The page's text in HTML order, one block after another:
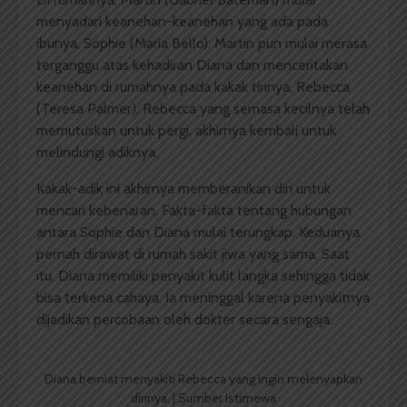
menyadari keanehan-keanehan yang ada pada
ibunya, Sophie (Maria Bello). Martin pun mulai merasa
terganggu atas kehadiran Diana dan menceritakan
keanehan di rumahnya pada kakak tirinya, Rebecca
(Teresa Palmer). Rebecca yang semasa kecilnya telah
memutuskan untuk pergi, akhirnya kembali untuk
melindungi adiknya.
Kakak-adik ini akhirnya memberanikan diri untuk
mencari kebenaran. Fakta-fakta tentang hubungan
antara Sophie dan Diana mulai terungkap. Keduanya
pernah dirawat di rumah sakit jiwa yang sama. Saat
itu, Diana memiliki penyakit kulit langka sehingga tidak
bisa terkena cahaya. Ia meninggal karena penyakitnya
dijadikan percobaan oleh dokter secara sengaja.
Diana berniat menyakiti Rebecca yang ingin melenyapkan
dirinya. | Sumber Istimewa